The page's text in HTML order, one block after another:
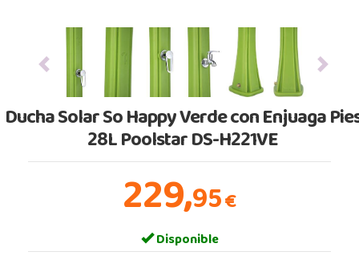
Previous Next
Ducha Solar So Happy Verde con Enjuaga
28L Poolstar DS-H221VE
229,95€
Disponible